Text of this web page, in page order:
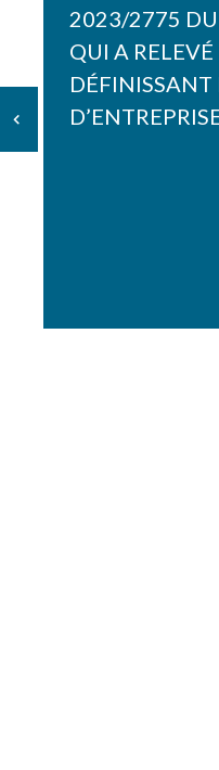
2023/2775
QUI A RELEVÉ
DÉFINISSANT